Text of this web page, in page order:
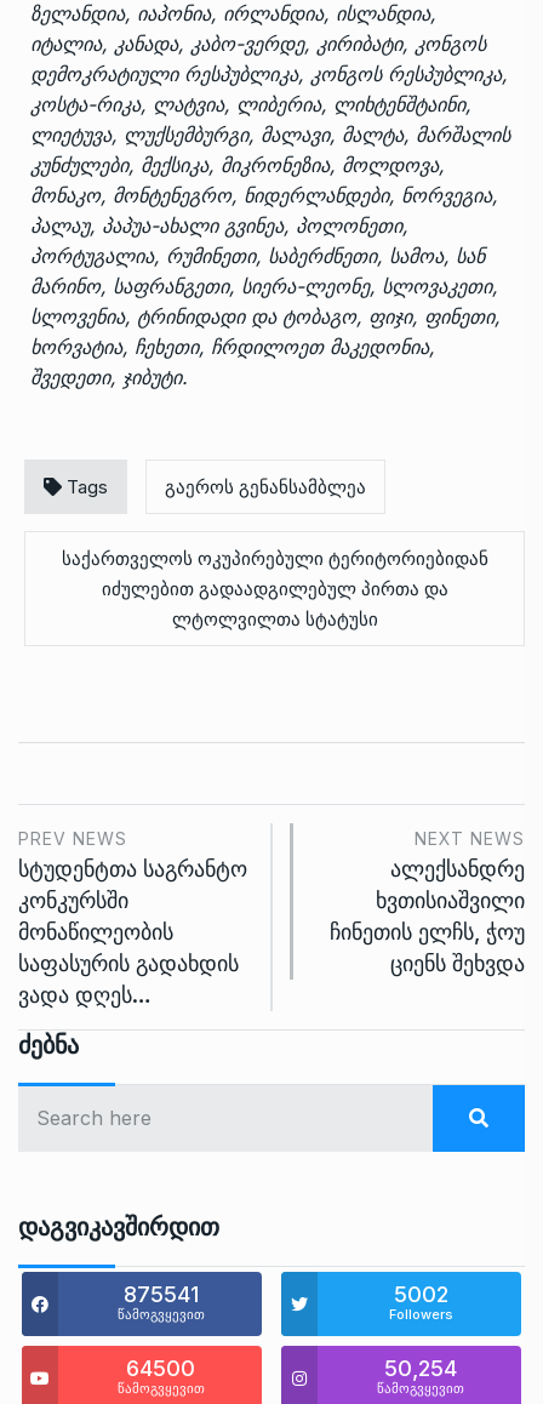
ზელანდია, იაპონია, ირლანდია, ისლანდია,
იტალია, კანადა, კაბო-ვერდე, კირიბატი, კონგოს
დემოკრატიული რესპუბლიკა, კონგოს რესპუბლიკა,
კოსტა-რიკა, ლატვია, ლიბერია, ლიხტენშტაინი,
ლიეტუვა, ლუქსემბურგი, მალავი, მალტა, მარშალის
კუნძულები, მექსიკა, მიკრონეზია, მოლდოვა,
მონაკო, მონტენეგრო, ნიდერლანდები, ნორვეგია,
პალაუ, პაპუა-ახალი გვინეა, პოლონეთი,
პორტუგალია, რუმინეთი, საბერძნეთი, სამოა, სან
მარინო, საფრანგეთი, სიერა-ლეონე, სლოვაკეთი,
სლოვენია, ტრინიდადი და ტობაგო, ფიჯი, ფინეთი,
ხორვატია, ჩეხეთი, ჩრდილოეთ მაკედონია,
შვედეთი, ჯიბუტი.
Tags გაეროს გენანსამბლეა
საქართველოს ოკუპირებული ტერიტორიებიდან
იძულებით გადაადგილებულ პირთა და
ლტოლვილთა სტატუსი
PREV NEWS
სტუდენტთა საგრანტო
კონკურსში
მონაწილეობის
საფასურის გადახდის
ვადა დღეს…
NEXT NEWS
ალექსანდრე
ხვთისიაშვილი
ჩინეთის ელჩს, ჭოუ
ციენს შეხვდა
Ძებნა
Დაგვიკავშირდით
875541
წამოგვყევით
5002
Followers
64500
წამოგვყევით
50,254
წამოგვყევით